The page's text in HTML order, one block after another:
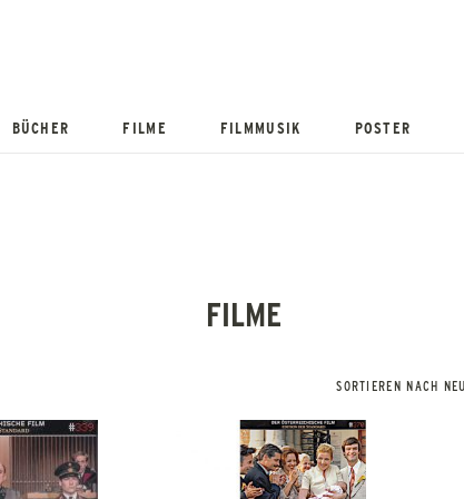
BÜCHER FILME FILMMUSIK POSTER
FILME